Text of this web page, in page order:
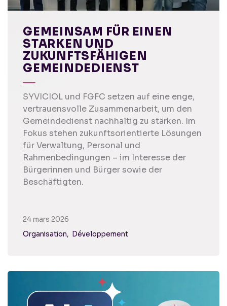
GEMEINSAM FÜR EINEN
STARKEN UND
ZUKUNFTSFÄHIGEN
GEMEINDEDIENST
SYVICIOL und FGFC setzen auf eine enge,
vertrauensvolle Zusammenarbeit, um den
Gemeindedienst nachhaltig zu stärken. Im
Fokus stehen zukunftsorientierte Lösungen
für Verwaltung, Personal und
Rahmenbedingungen – im Interesse der
Bürgerinnen und Bürger sowie der
Beschäftigten.
24 mars 2026
Organisation
Développement